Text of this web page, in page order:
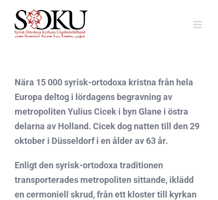
innehållet
Nära 15 000 syrisk-ortodoxa kristna från hela
Europa deltog i lördagens begravning av
metropoliten Yulius Cicek i byn Glane i östra
delarna av Holland. Cicek dog natten till den 29
oktober i Düsseldorf i en ålder av 63 år.
Enligt den syrisk-ortodoxa traditionen
transporterades metropoliten sittande, iklädd
en cermoniell skrud, från ett kloster till kyrkan